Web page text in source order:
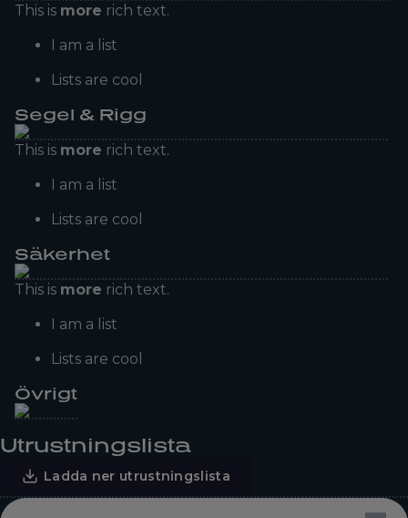
This is more rich text.
I am a list
Lists are cool
Segel & Rigg
This is more rich text.
I am a list
Lists are cool
Säkerhet
This is more rich text.
I am a list
Lists are cool
Övrigt
Utrustningslista
Ladda ner utrustningslista